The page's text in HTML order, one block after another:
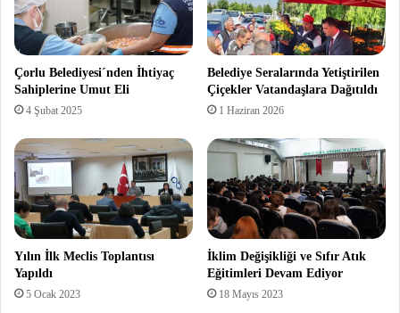
Çorlu Belediyesi´nden İhtiyaç
Sahiplerine Umut Eli
4 Şubat 2025
Belediye Seralarında Yetiştirilen
Çiçekler Vatandaşlara Dağıtıldı
1 Haziran 2026
Yılın İlk Meclis Toplantısı
Yapıldı
5 Ocak 2023
İklim Değişikliği ve Sıfır Atık
Eğitimleri Devam Ediyor
18 Mayıs 2023